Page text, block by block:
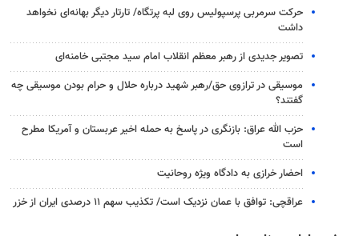
حرکت سرمربی پرسپولیس روی لبه پرتگاه/ تارتار دیگر بهانه‌ای نخواهد
داشت
تصویر جدیدی از رهبر معظم انقلاب امام سید مجتبی خامنه‌ای
موسیقی در ترازوی حق/رهبر شهید درباره حلال و حرام بودن موسیقی چه
گفتند؟
حزب الله عراق: بازنگری در پاسخ به حمله اخیر عربستان و آمریکا مطرح
است
احضار خرازی به دادگاه ویژه روحانیت
عراقچی: توافق با عمان نزدیک است/ تکذیب سهم ۱۱ درصدی ایران از خزر